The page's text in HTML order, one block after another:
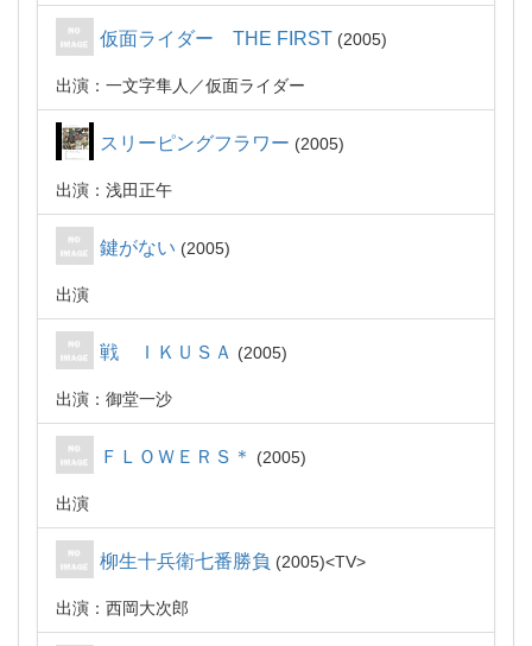
仮面ライダー THE FIRST 2005
出演：一文字隼人／仮面ライダー
スリーピングフラワー 2005
出演：浅田正午
鍵がない 2005
出演
戦 ＩＫＵＳＡ 2005
出演：御堂一沙
ＦＬＯＷＥＲＳ＊ 2005
出演
柳生十兵衛七番勝負 2005 TV
出演：西岡大次郎